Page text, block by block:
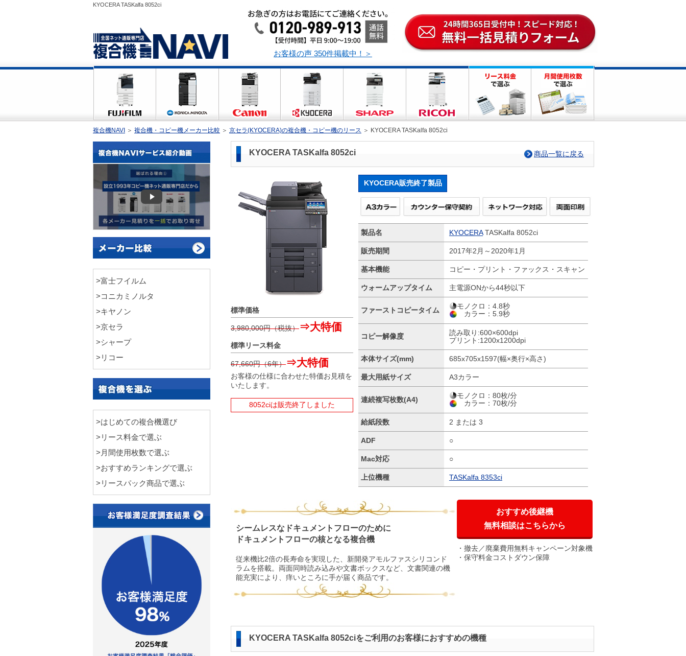
KYOCERA TASKalfa 8052ci
お客様の声 350件掲載中！＞
複合機NAVI ＞ 複合機・コピー機メーカー比較 ＞ 京セラ(KYOCERA)の複合機・コピー機のリース ＞ KYOCERA TASKalfa 8052ci
KYOCERA TASKalfa 8052ci 商品一覧に戻る
標準価格
3,980,000円（税抜）⇒大特価
標準リース料金
67,660円（6年）⇒大特価
お客様の仕様に合わせた特価お見積を
いたします。
8052ciは販売終了しました
KYOCERA販売終了製品
製品名 KYOCERATASKalfa 8052ci
販売期間 2017年2月～2020年1月
基本機能 コピー・プリント・ファックス・スキャン
ウォームアップタイム 主電源ONから44秒以下
ファーストコピータイム
モノクロ：4.8秒
カラー：5.9秒
コピー解像度
読み取り:600×600dpi
プリント:1200x1200dpi
本体サイズ(mm) 685x705x1597(幅×奥行×高さ)
最大用紙サイズ A3カラー
連続複写枚数(A4)
モノクロ：80枚/分
カラー：70枚/分
給紙段数 2 または 3
ADF ○
Mac対応 ○
上位機種 TASKalfa 8353ci
シームレスなドキュメントフローのために
ドキュメントフローの核となる複合機
従来機比2倍の長寿命を実現した、新開発アモルファスシリコンド
ラムを搭載。両面同時読み込みや文書ボックスなど、文書関連の機
能充実により、痒いところに手が届く商品です。
おすすめ後継機
無料相談はこちらから
撤去／廃棄費用無料キャンペーン対象機
保守料金コストダウン保障
KYOCERA TASKalfa 8052ciをご利用のお客様におすすめの機種
>富士フイルム
>コニカミノルタ
>キヤノン
>京セラ
>シャープ
>リコー
>はじめての複合機選び
>リース料金で選ぶ
>月間使用枚数で選ぶ
>おすすめランキングで選ぶ
>リースパック商品で選ぶ